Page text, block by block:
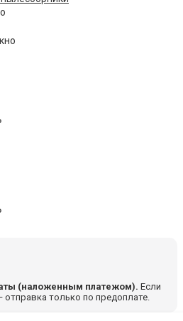
(наложенным платежом). Если
только по предоплате.